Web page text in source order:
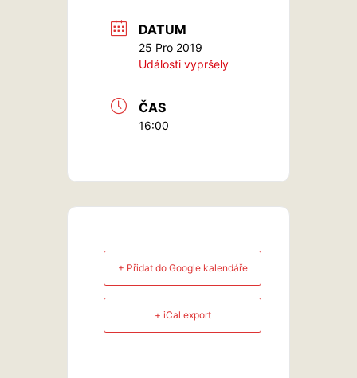
DATUM
25 Pro 2019
Události vypršely
ČAS
16:00
+ Přidat do Google kalendáře
+ iCal export